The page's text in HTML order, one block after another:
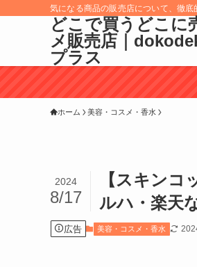
気になる商品の販売店について、徹
どこで買うどこに
メ販売店｜
プラス
ホーム 美容・コスメ・香水
【スキン
ルハ・楽天
2024
8/17
広告 美容・コスメ・香水